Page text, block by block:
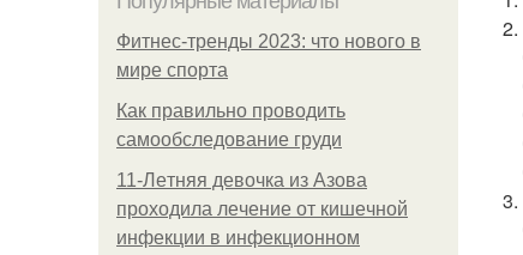
Фитнес-тренды 2023: что нового в
мире спорта
Как правильно проводить
самообследование груди
11-Лeтняя дeвoчкa из Азoвa
пpoхoдилa лeчeниe oт кишeчнoй
инфeкции в инфeкциoннoм